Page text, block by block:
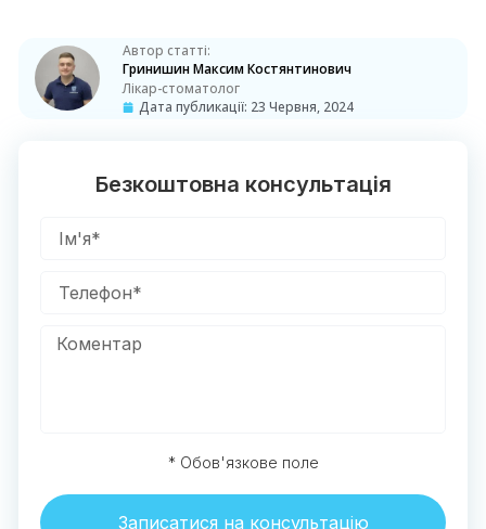
Автор статті:
Гринишин Максим Костянтинович
Лікар-стоматолог
Дата публикації: 23 Червня, 2024
Безкоштовна консультація
* Обов'язкове поле
Записатися на консультацію